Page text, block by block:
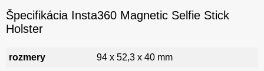
Špecifikácia Insta360 Magnetic Selfie Stick
Holster
rozmery
94 x 52,3 x 40 mm